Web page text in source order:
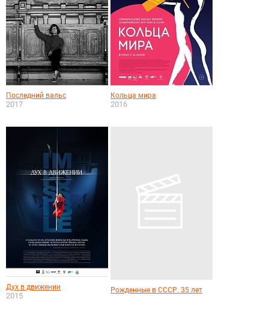
Последний вальс
2017
Кольца мира
2016
Дух в движении
2015
Рожденные в СССР. 35 лет